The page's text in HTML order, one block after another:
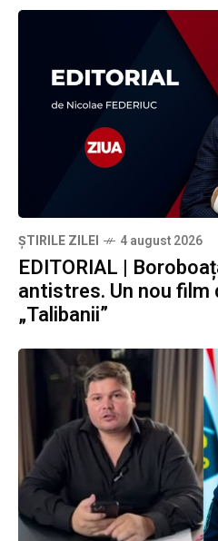
ȘTIRILE ZILEI 4 august 2026
EDITORIAL |
antistres. Un nou film
„Talibanii”